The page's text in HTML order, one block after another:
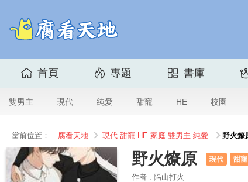
首頁 專題 書庫
雙男主 現代 純愛 甜寵 HE 校園
當前位置： 腐看天地 現代 甜寵 HE 家庭 雙男主 純愛 野火燎
野火燎原 現代 甜寵
作者 : 隔山打火